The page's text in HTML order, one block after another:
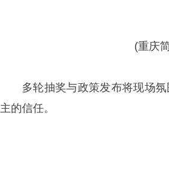
(重庆
多轮抽奖与政策发布将现场
主的信任。